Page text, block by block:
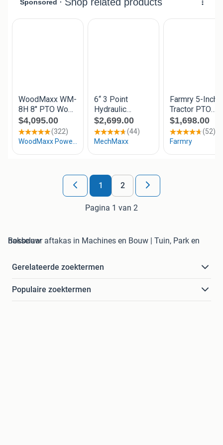
1 2
Pagina 1 van 2
hakselaar aftakas in Machines en Bouw | Tuin, Park en Bosbouw
Gerelateerde zoektermen
Populaire zoektermen